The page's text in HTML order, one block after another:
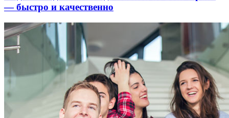
— быстро и качественно